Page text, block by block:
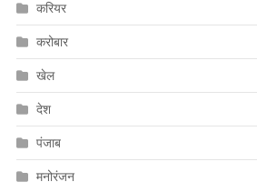
करियर
करोबार
खेल
देश
पंजाब
मनोरंजन